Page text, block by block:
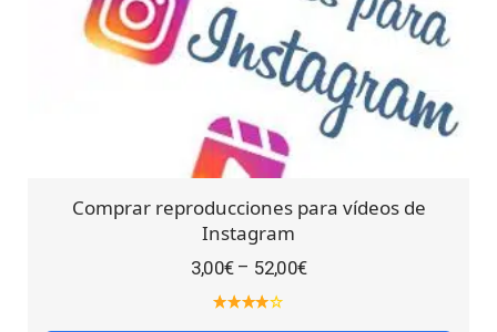
Comprar reproducciones para vídeos de
Instagram
3,00€– 52,00€